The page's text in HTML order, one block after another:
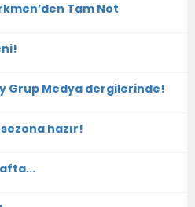
Tam Not
Grup Medya dergilerinde!
sezona hazır!